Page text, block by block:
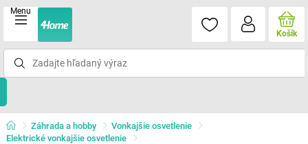
Menu
Košík
Záhrada a hobby
Vonkajšie osvetlenie
Elektrické vonkajšie osvetlenie